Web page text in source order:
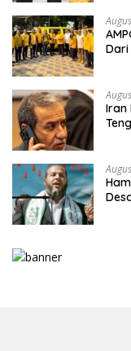
Dari
Iran